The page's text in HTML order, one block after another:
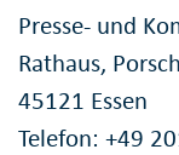
Presse- und
Rathaus,
45121 Essen
Telefon: +49